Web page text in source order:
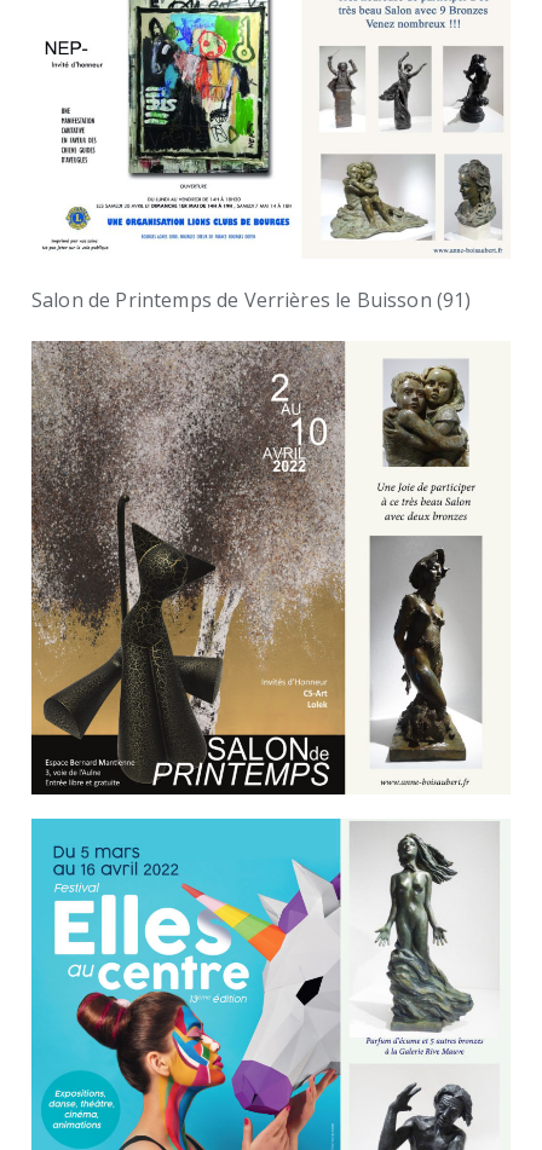
Salon de Printemps de Verrières le Buisson (91)